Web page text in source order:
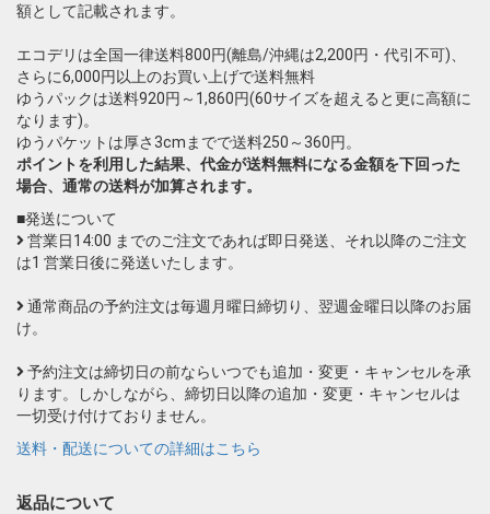
額として記載されます。
エコデリは全国一律送料800円(離島/沖縄は2,200円・代引不可)、
さらに6,000円以上のお買い上げで送料無料
ゆうパックは送料920円～1,860円(60サイズを超えると更に高額に
なります)。
ゆうパケットは厚さ3cmまでで送料250～360円。
ポイントを利用した結果、代金が送料無料になる金額を下回った
場合、通常の送料が加算されます。
■発送について
営業日14:00 までのご注文であれば即日発送、それ以降のご注文
は1 営業日後に発送いたします。
通常商品の予約注文は毎週月曜日締切り、翌週金曜日以降のお届
け。
予約注文は締切日の前ならいつでも追加・変更・キャンセルを承
ります。しかしながら、締切日以降の追加・変更・キャンセルは
一切受け付けておりません。
送料・配送についての詳細はこちら
返品について